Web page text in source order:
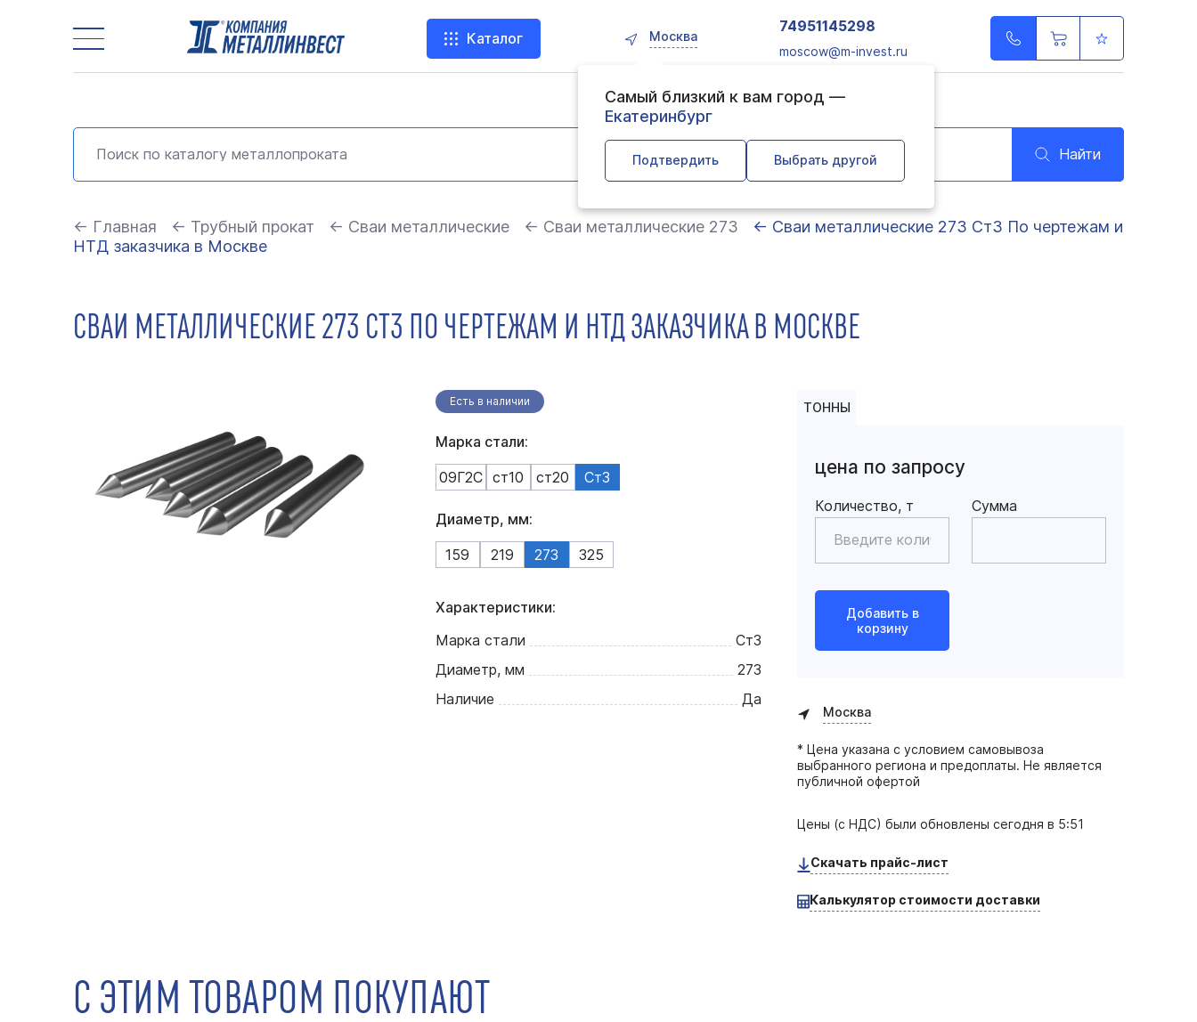
Каталог Москва
Самый близкий к вам город —
Екатеринбург
Подтвердить Выбрать другой
74951145298
moscow@m-invest.ru
Найти
← Главная ← Трубный прокат ← Сваи металлические ← Сваи металлические 273
← Сваи металлические 273 Ст3 По чертежам и
НТД заказчика в Москве
СВАИ МЕТАЛЛИЧЕСКИЕ 273 СТ3 ПО ЧЕРТЕЖАМ И НТД ЗАКАЗЧИКА В МОСКВЕ
Есть в наличии
Марка стали:
09Г2С ст10 ст20 Ст3
Диаметр, мм:
159
219 273 325
Характеристики:
Марка стали
Ст3
Диаметр, мм
273
Наличие
Да
ТОННЫ
цена по запросу
Количество, т Сумма
Добавить в
корзину
Москва
* Цена указана с условием самовывоза
выбранного региона и предоплаты. Не является
публичной офертой
Цены (с НДС) были обновленысегодня в 5:51
Скачать прайс-лист
Калькулятор стоимости доставки
С ЭТИМ ТОВАРОМ ПОКУПАЮТ